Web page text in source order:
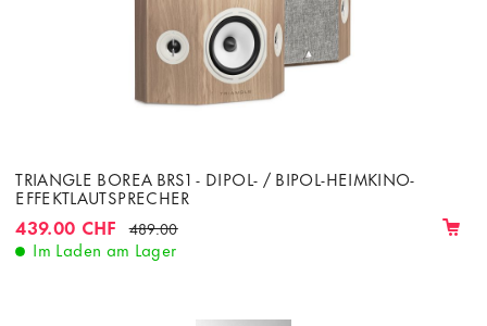
TRIANGLE BOREA BRS1 - DIPOL- / BIPOL-HEIMKINO-
EFFEKTLAUTSPRECHER
439.00 CHF 489.00
Im Laden am Lager